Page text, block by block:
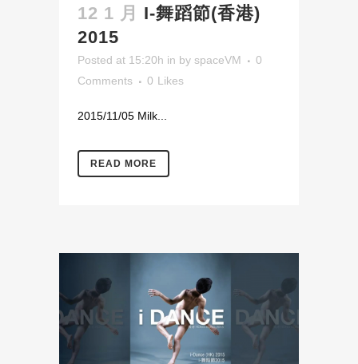
12 1 月 I-舞蹈節(香港)
2015
Posted at 15:20h in by spaceVM
0
Comments
0 Likes
2015/11/05 Milk...
READ MORE